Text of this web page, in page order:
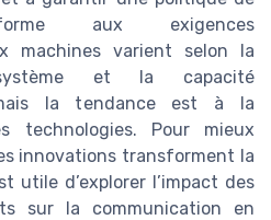
aux exigences
machines varient selon la
et la capacité
mais la tendance est à la
technologies. Pour mieux
innovations transforment la
utile d’explorer l’impact des
sur la communication en